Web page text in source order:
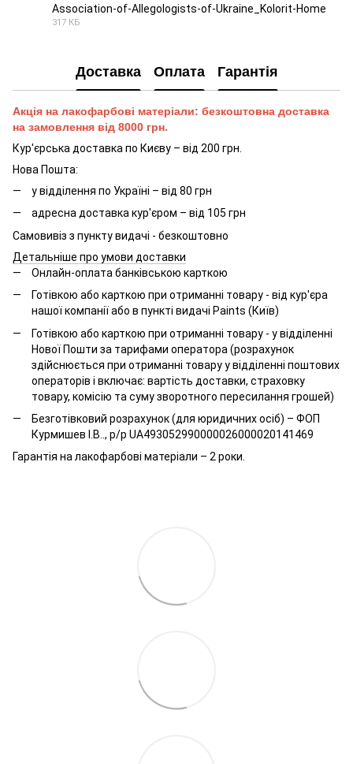
Association-of-Allegologists-of-Ukraine_Kolorit-Home
317 КБ
Доставка Оплата Гарантія
Акція на лакофарбові матеріали: безкоштовна доставка
на замовлення від 8000 грн.
Кур'єрська доставка по Києву – від 200 грн.
Нова Пошта:
у відділення по Україні – від 80 грн
адресна доставка кур'єром – від 105 грн
Самовивіз з пункту видачі - безкоштовно
Детальніше про умови доставки
Онлайн-оплата банківською карткою
Готівкою або карткою при отриманні товару - від кур'єра
нашої компанії або в пункті видачі Paints (Київ)
Готівкою або карткою при отриманні товару - у відділенні
Нової Пошти за тарифами оператора (розрахунок
здійснюється при отриманні товару у відділенні поштових
операторів і включає: вартість доставки, страховку
товару, комісію та суму зворотного пересилання грошей)
Безготівковий розрахунок (для юридичних осіб) – ФОП
Курмишев І.В.., р/р UA493052990000026000020141469
Гарантія на лакофарбові матеріали – 2 роки.